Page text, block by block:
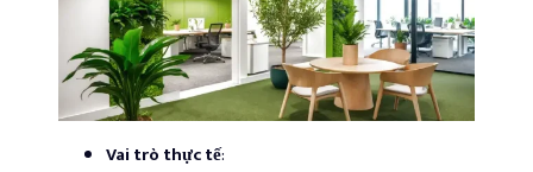
Vai trò thực tế: